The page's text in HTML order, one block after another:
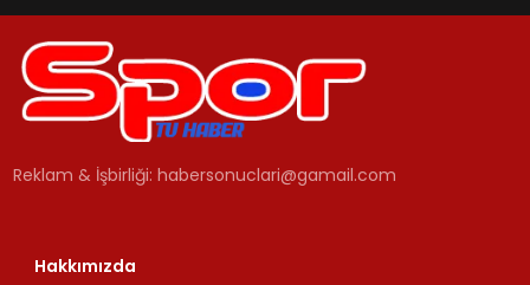
Reklam & İşbirliği:habersonuclari@gamail.com
Hakkımızda